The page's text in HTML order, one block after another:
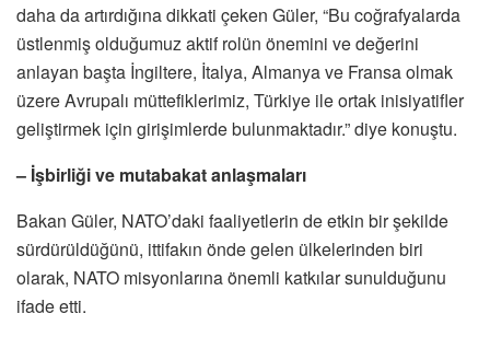
daha da artırdığına dikkati çeken Güler, “Bu coğrafyalarda
üstlenmiş olduğumuz aktif rolün önemini ve değerini
anlayan başta İngiltere, İtalya, Almanya ve Fransa olmak
üzere Avrupalı müttefiklerimiz, Türkiye ile ortak inisiyatifler
geliştirmek için girişimlerde bulunmaktadır.” diye konuştu.
– İşbirliği ve mutabakat anlaşmaları
Bakan Güler, NATO’daki faaliyetlerin de etkin bir şekilde
sürdürüldüğünü, ittifakın önde gelen ülkelerinden biri
olarak, NATO misyonlarına önemli katkılar sunulduğunu
ifade etti.